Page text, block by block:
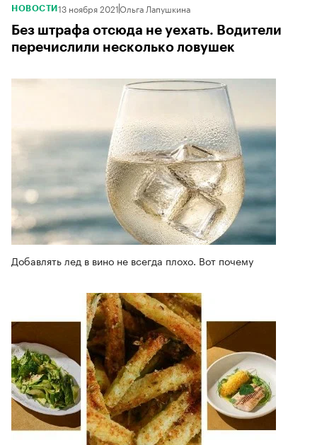
НОВОСТИ 13 ноября 2021Ольга Лапушкина
Без штрафа отсюда не уехать. Водители
перечислили несколько ловушек
Добавлять лед в вино не всегда плохо. Вот почему